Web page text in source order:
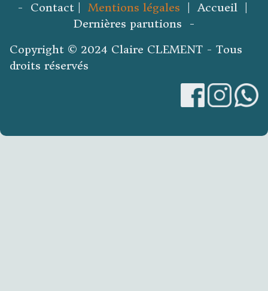
- Contact | Mentions légales | Accueil |
Dernières parutions -
Copyright © 2024 Claire CLEMENT - Tous
droits réservés